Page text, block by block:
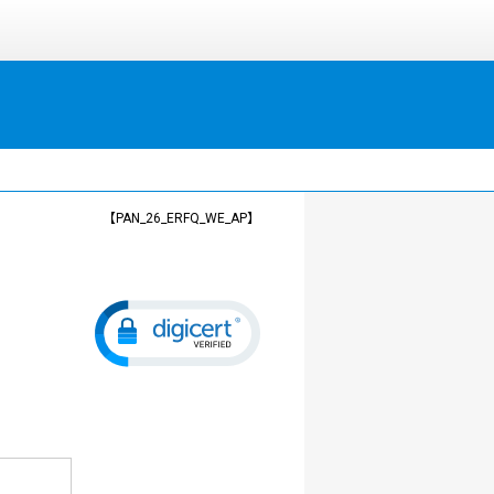
【PAN_26_ERFQ_WE_AP】